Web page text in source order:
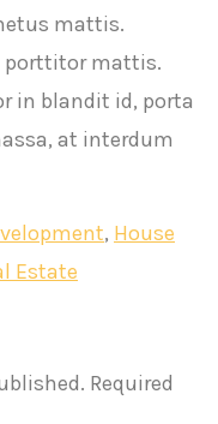
mattis.
porttitor mattis.
in blandit id, porta
at interdum
, House
Estate
Required